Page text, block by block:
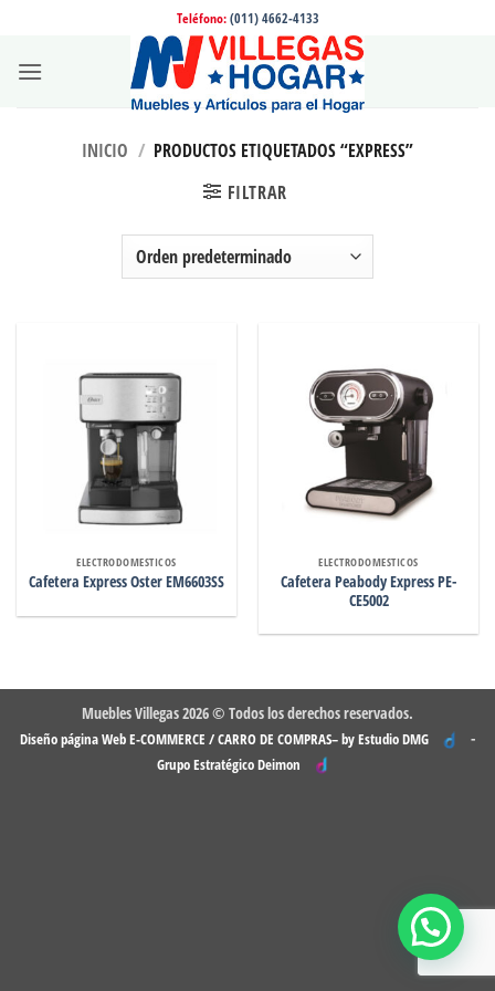
contenido
Teléfono: (011) 4662-4133
INICIO / PRODUCTOS ETIQUETADOS “EXPRESS”
FILTRAR
ELECTRODOMESTICOS
Cafetera Express Oster EM6603SS
ELECTRODOMESTICOS
Cafetera Peabody Express PE-
CE5002
Muebles Villegas 2026 © Todos los derechos reservados.
Diseño página Web E-COMMERCE / CARRO DE COMPRAS– by Estudio DMG -
Grupo Estratégico Deimon